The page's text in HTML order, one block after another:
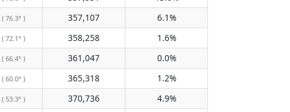
( 76.3° ) 357,107
6.1%
( 72.1° ) 358,258
1.6%
( 66.4° ) 361,047
0.0%
( 60.0° ) 365,318
1.2%
( 53.3° ) 370,736
4.9%